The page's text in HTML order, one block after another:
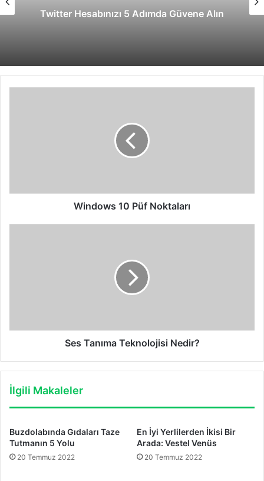
Twitter Hesabınızı 5 Adımda Güvene Alın
Windows 10 Püf Noktaları
Ses Tanıma Teknolojisi Nedir?
İlgili Makaleler
Buzdolabında Gıdaları Taze
Tutmanın 5 Yolu
20 Temmuz 2022
En İyi Yerlilerden İkisi Bir
Arada: Vestel Venüs
20 Temmuz 2022